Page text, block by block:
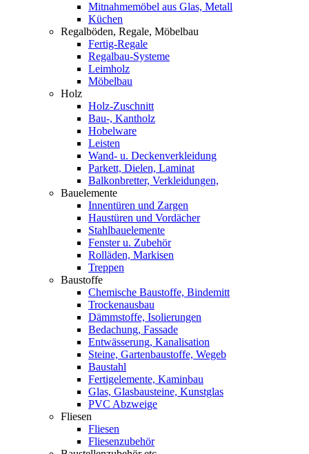
Mitnahmemöbel aus Glas, Metall
Küchen
Regalböden, Regale, Möbelbau
Fertig-Regale
Regalbau-Systeme
Leimholz
Möbelbau
Holz
Holz-Zuschnitt
Bau-, Kantholz
Hobelware
Leisten
Wand- u. Deckenverkleidung
Parkett, Dielen, Laminat
Balkonbretter, Verkleidungen,
Bauelemente
Innentüren und Zargen
Haustüren und Vordächer
Stahlbauelemente
Fenster u. Zubehör
Rolläden, Markisen
Treppen
Baustoffe
Chemische Baustoffe, Bindemitt
Trockenausbau
Dämmstoffe, Isolierungen
Bedachung, Fassade
Entwässerung, Kanalisation
Steine, Gartenbaustoffe, Wegeb
Baustahl
Fertigelemente, Kaminbau
Glas, Glasbausteine, Kunstglas
PVC Abzweige
Fliesen
Fliesen
Fliesenzubehör